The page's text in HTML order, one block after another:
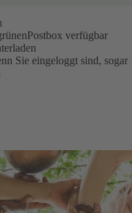
verfügbar
Sie eingeloggt sind, sogar